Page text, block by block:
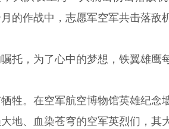
的作战中，志愿军空军共击落敌
托，为了心中的梦想，铁翼雄鹰
牲。在空军航空博物馆英雄纪念
地、血染苍穹的空军英烈们，其